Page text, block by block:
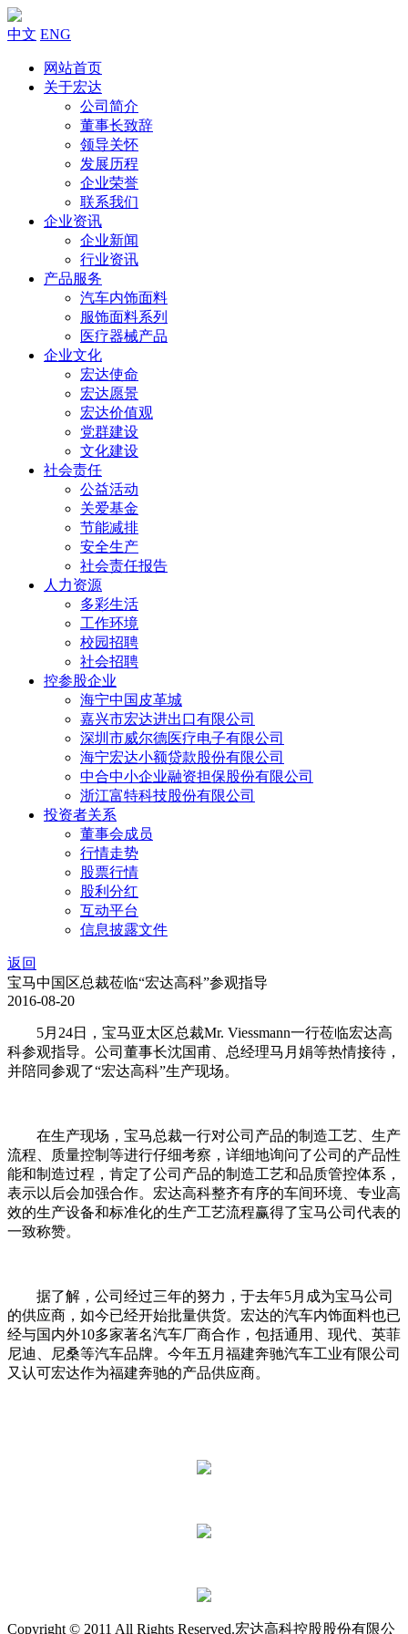
中文 ENG
网站首页
关于宏达
公司简介
董事长致辞
领导关怀
发展历程
企业荣誉
联系我们
企业资讯
企业新闻
行业资讯
产品服务
汽车内饰面料
服饰面料系列
医疗器械产品
企业文化
宏达使命
宏达愿景
宏达价值观
党群建设
文化建设
社会责任
公益活动
关爱基金
节能减排
安全生产
社会责任报告
人力资源
多彩生活
工作环境
校园招聘
社会招聘
控参股企业
海宁中国皮革城
嘉兴市宏达进出口有限公司
深圳市威尔德医疗电子有限公司
海宁宏达小额贷款股份有限公司
中合中小企业融资担保股份有限公司
浙江富特科技股份有限公司
投资者关系
董事会成员
行情走势
股票行情
股利分红
互动平台
信息披露文件
返回
宝马中国区总裁莅临“宏达高科”参观指导
2016-08-20
5月24日，宝马亚太区总裁Mr. Viessmann一行莅临宏达高
科参观指导。公司董事长沈国甫、总经理马月娟等热情接待，
并陪同参观了“宏达高科”生产现场。
在生产现场，宝马总裁一行对公司产品的制造工艺、生产
流程、质量控制等进行仔细考察，详细地询问了公司的产品性
能和制造过程，肯定了公司产品的制造工艺和品质管控体系，
表示以后会加强合作。宏达高科整齐有序的车间环境、专业高
效的生产设备和标准化的生产工艺流程赢得了宝马公司代表的
一致称赞。
据了解，公司经过三年的努力，于去年5月成为宝马公司
的供应商，如今已经开始批量供货。宏达的汽车内饰面料也已
经与国内外10多家著名汽车厂商合作，包括通用、现代、英菲
尼迪、尼桑等汽车品牌。今年五月福建奔驰汽车工业有限公司
又认可宏达作为福建奔驰的产品供应商。
Copyright © 2011 All Rights Reserved.宏达高科控股股份有限公